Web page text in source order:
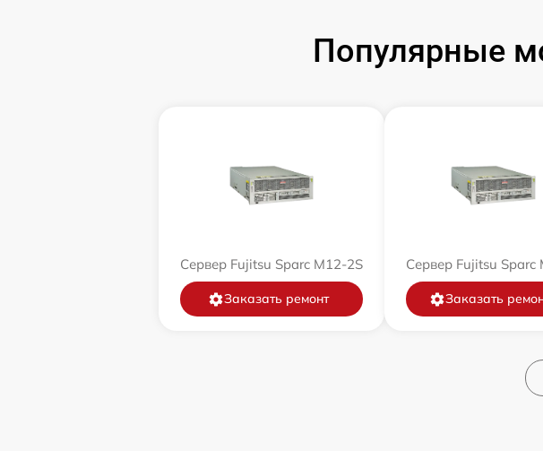
Популярные
Сервер Fujitsu Sparc M12-2S
Заказать ремонт
Сервер Fujitsu Sparc
Заказать